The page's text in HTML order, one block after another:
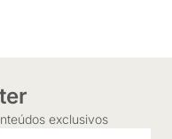
exclusivos